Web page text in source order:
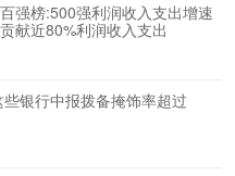
强榜:500强利润收入支出增速
献近80%利润收入支出
银行中报拨备掩饰率超过